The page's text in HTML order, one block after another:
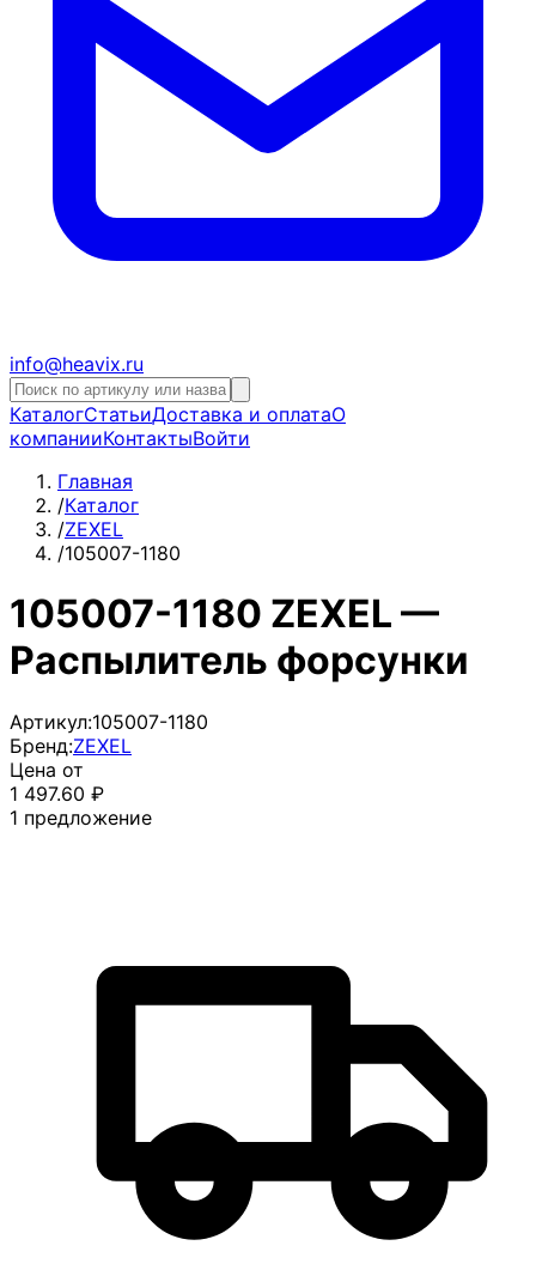
info@heavix.ru
КаталогСтатьиДоставка и оплатаО
компанииКонтактыВойти
Главная
/Каталог
/ZEXEL
/105007-1180
105007-1180 ZEXEL —
Распылитель форсунки
Артикул:105007-1180
Бренд:ZEXEL
Цена от
1 497.60 ₽
1 предложение